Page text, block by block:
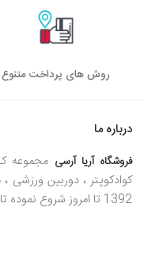
روش های پرداخت متنوع
درباره ما
فروشگاه آریا آرسی مجموعه
کوادکوپتر ، دوربین ورزشی
1392 تا امروز شروع نموده تا نیازهای شما را در تمام مراحل مرتفع کند.